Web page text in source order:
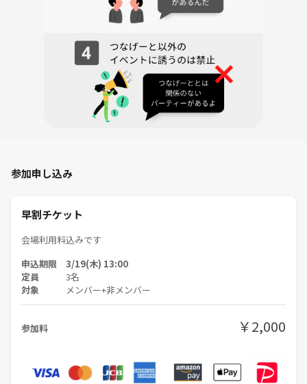
・その他お困り事がありましたら、お気軽に主催までご連絡ください。
みなさんが最大限楽しめるよう、全力でサポートさせていただきます！
参加申し込み
早割チケット
会場利用料込みです
申込期限 3/19(木) 13:00
定員 3名
対象 メンバー+非メンバー
参加料 ￥2,000